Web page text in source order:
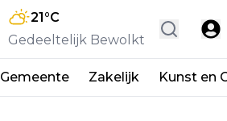
21°C
Gedeeltelijk Bewolkt
Gemeente Zakelijk Kunst en